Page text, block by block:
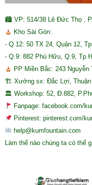
🏙 VP: 514/38 Lê Đức Thọ ,
Kho Sài Gòn:
- Q.12: 50 TX 24, Quận 12,
- Q.9: 882 Phú Hữu, Q.9,
PP Miền Bắc: 243 Nguyễn
🏗 Xưởng sx: Đắc Lợi, Thuận
🏛 Workshop: 52, Đ.882,
Fanpage: facebook.com/
Pinterest: pinterest.com/
help@kumfountain.com
Làm thế nào chúng ta có thể